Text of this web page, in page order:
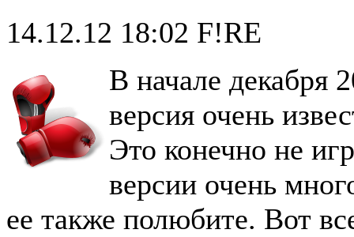
14.12.12 18:02 F!RE
В начале декабря
версия очень
Это конечно не
версии очень
ее также полюбите. Вот